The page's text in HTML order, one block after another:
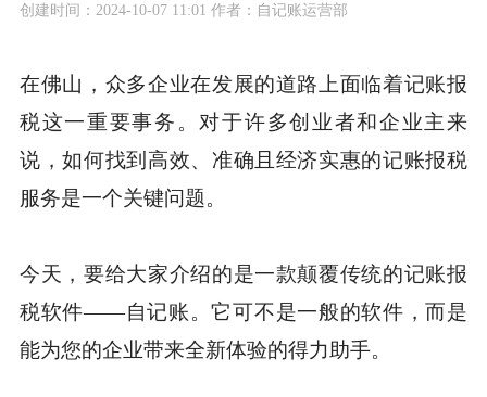
创建时间：2024-10-07 11:01 作者：自记账运营部
在佛山，众多企业在发展的道路上面临着记账报
税这一重要事务。对于许多创业者和企业主来
说，如何找到高效、准确且经济实惠的记账报税
服务是一个关键问题。
今天，要给大家介绍的是一款颠覆传统的记账报
税软件——自记账。它可不是一般的软件，而是
能为您的企业带来全新体验的得力助手。